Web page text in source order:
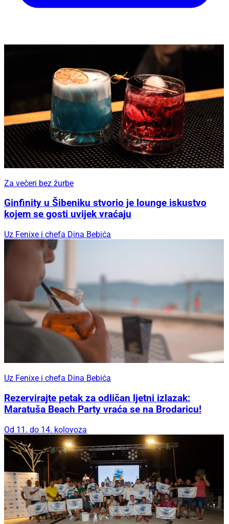
Za večeri bez žurbe
Ginfinity u Šibeniku stvorio je lounge iskustvo
kojem se gosti uvijek vraćaju
Uz Fenixe i chefa Dina Bebića
Uz Fenixe i chefa Dina Bebića
Rezervirajte petak za odličan ljetni izlazak:
Maratuša Beach Party vraća se na Brodaricu!
Od 11. do 14. kolovoza